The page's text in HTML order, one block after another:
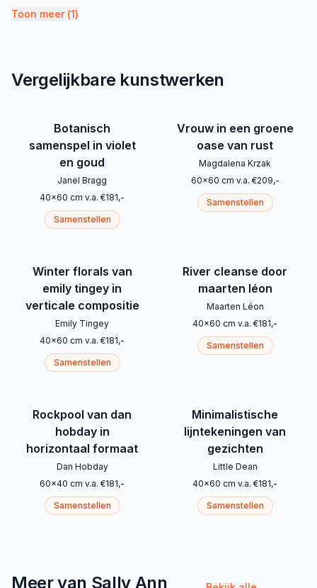
Toon meer(1)
Vergelijkbare kunstwerken
Botanisch
samenspel in violet
en goud
Janel Bragg
40x60 cm v.a. €181,-
Samenstellen
Vrouw in een groene
oase van rust
Magdalena Krzak
60x60 cm v.a. €209,-
Samenstellen
Winter florals van
emily tingey in
verticale compositie
Emily Tingey
40x60 cm v.a. €181,-
Samenstellen
River cleanse door
maarten léon
Maarten Léon
40x60 cm v.a. €181,-
Samenstellen
Rockpool van dan
hobday in
horizontaal formaat
Dan Hobday
60x40 cm v.a. €181,-
Samenstellen
Minimalistische
lijntekeningen van
gezichten
Little Dean
40x60 cm v.a. €181,-
Samenstellen
Meer van Sally Ann